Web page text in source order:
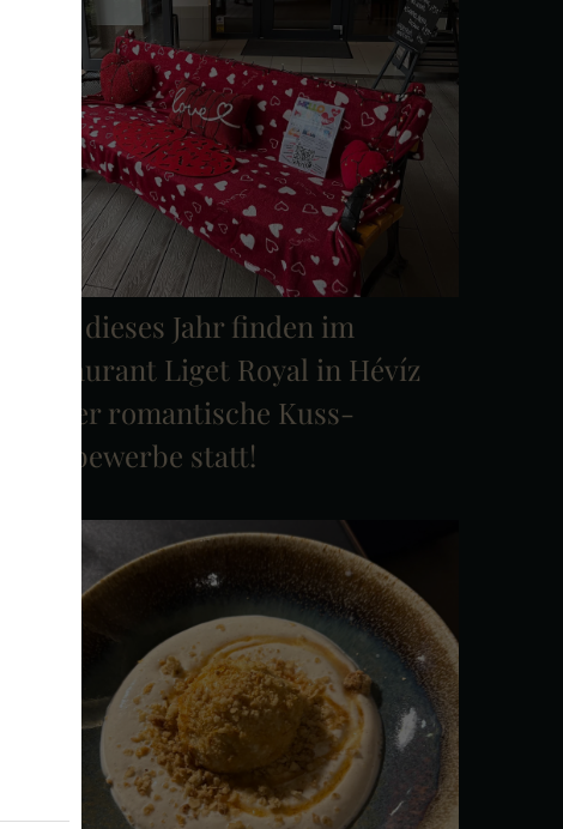
Auch dieses Jahr finden im
Restaurant Liget Royal in Hévíz
wieder romantische Kuss-
Wettbewerbe statt!